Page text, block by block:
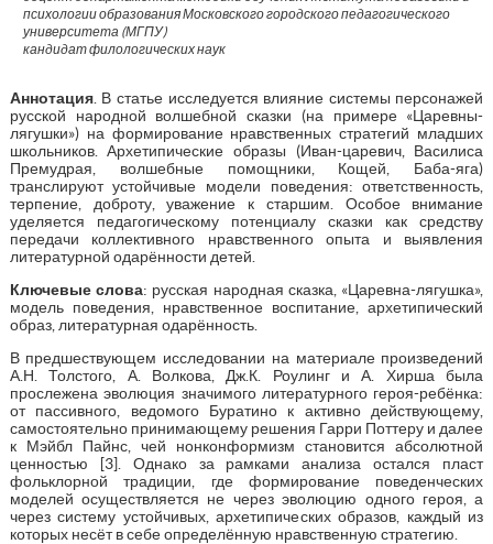
психологии образования Московского городского педагогического
университета (МГПУ)
кандидат филологических наук
Аннотация. В статье исследуется влияние системы персонажей
русской народной волшебной сказки (на примере «Царевны-
лягушки») на формирование нравственных стратегий младших
школьников. Архетипические образы (Иван-царевич, Василиса
Премудрая, волшебные помощники, Кощей, Баба-яга)
транслируют устойчивые модели поведения: ответственность,
терпение, доброту, уважение к старшим. Особое внимание
уделяется педагогическому потенциалу сказки как средству
передачи коллективного нравственного опыта и выявления
литературной одарённости детей.
Ключевые слова: русская народная сказка, «Царевна-лягушка»,
модель поведения, нравственное воспитание, архетипический
образ, литературная одарённость.
В предшествующем исследовании на материале произведений
А.Н. Толстого, А. Волкова, Дж.К. Роулинг и А. Хирша была
прослежена эволюция значимого литературного героя-ребёнка:
от пассивного, ведомого Буратино к активно действующему,
самостоятельно принимающему решения Гарри Поттеру и далее
к Мэйбл Пайнс, чей нонконформизм становится абсолютной
ценностью [3]. Однако за рамками анализа остался пласт
фольклорной традиции, где формирование поведенческих
моделей осуществляется не через эволюцию одного героя, а
через систему устойчивых, архетипических образов, каждый из
которых несёт в себе определённую нравственную стратегию.